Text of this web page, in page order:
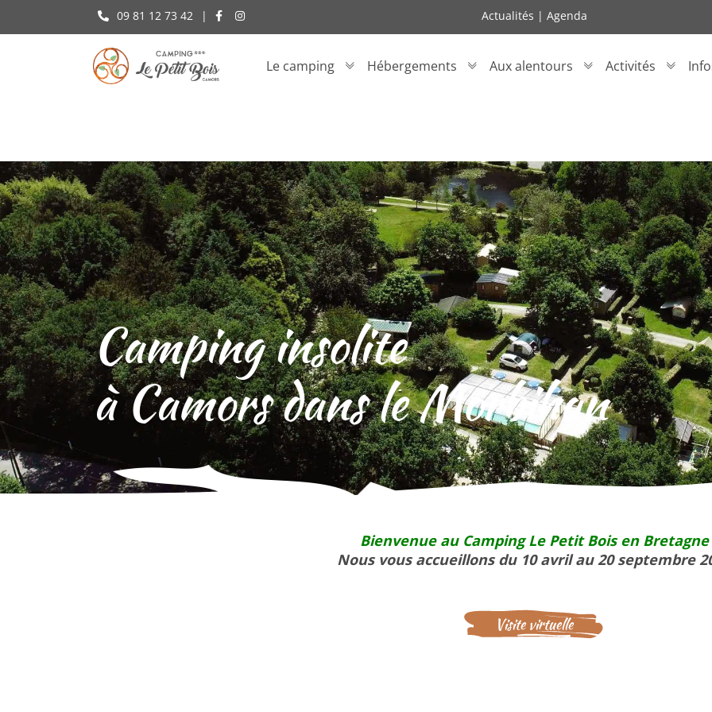
09 81 12 73 42 | Actualités | Agenda
Le camping Hébergements Aux alentours Activités
Camping insolite
à Camors dans le Morbihan
Bienvenue au Camping Le Petit Bois en Bretagne
Nous vous accueillons du 10 avril au 20 septembre
Visite virtuelle